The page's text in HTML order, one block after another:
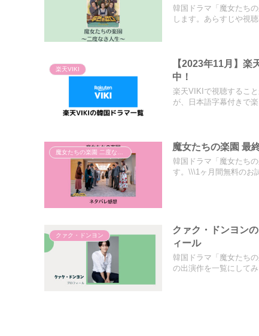
韓国ドラマ「魔女たち
します。あらすじや視
楽天VIKI
【2023年11月】
中！
楽天VIKIで視聴するこ
が、日本語字幕付きで
魔女たちの楽園 最
韓国ドラマ「魔女たち
す。\\\1ヶ月間無料のお
クァク・ドンヨン
クァク・ドンヨン
ィール
韓国ドラマ「魔女たち
の出演作を一覧にして